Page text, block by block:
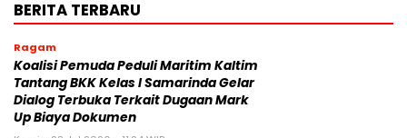
BERITA TERBARU
Ragam
Koalisi Pemuda Peduli Maritim Kaltim
Tantang BKK Kelas I Samarinda Gelar
Dialog Terbuka Terkait Dugaan Mark
Up Biaya Dokumen